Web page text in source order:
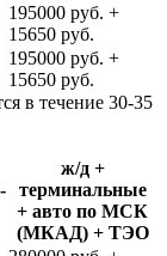
195000 руб. +
15650 руб.
195000 руб. +
15650 руб.
в течение 30-35
ж/д +
терминальные
+ авто по МСК
(МКАД) + ТЭО